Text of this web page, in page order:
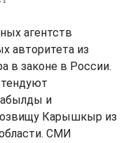
агентств
авторитета из
в законе в России.
и
Карышкыр из
СМИ